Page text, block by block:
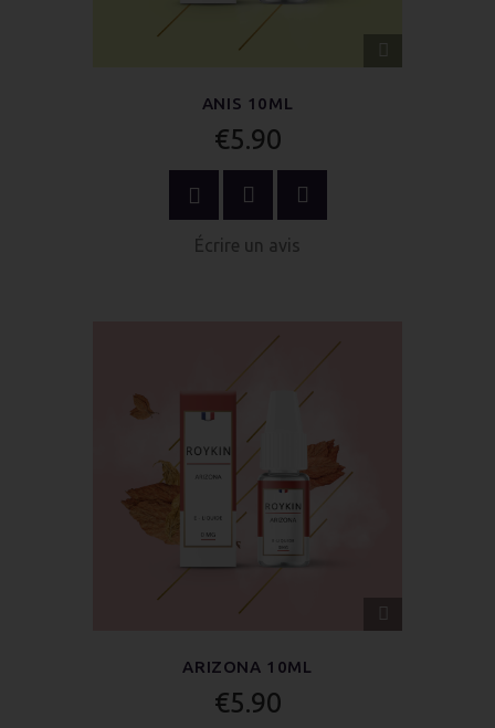
APERÇU
RAPIDE
ANIS 10ML
€5.90
OPTIONS
Écrire un avis
APERÇU
RAPIDE
ARIZONA 10ML
€5.90